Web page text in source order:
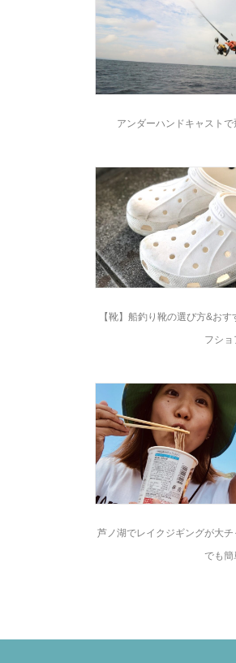
アンダーハンドキャストで
【靴】船釣り靴の選び方&お
フショ
芦ノ湖でレイクジギングが大
でも簡